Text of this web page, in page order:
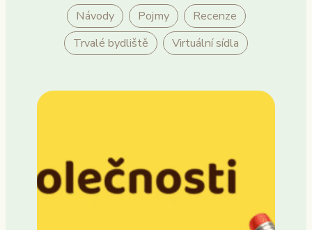
Návody Pojmy
Recenze
Trvalé bydliště
Virtuální sídla